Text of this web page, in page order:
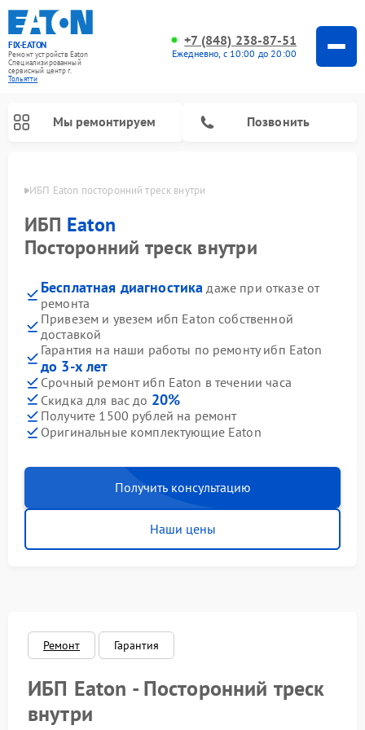
FIX-EATON
Ремонт устройств Eaton
Специализированный
cервисный центр г.
Тольятти
+7 (848) 238-87-51
Ежедневно, с 10:00 до 20:00
Мы ремонтируем Позвонить
ИБП Eaton посторонний треск внутри
ИБП Eaton
Посторонний треск внутри
Бесплатная диагностика даже при отказе от
ремонта
Привезем и увезем ибп Eaton собственной
доставкой
Гарантия на наши работы по ремонту ибп Eaton
до 3-х лет
Срочный ремонт ибп Eaton в течении часа
Скидка для вас до 20%
Получите 1500 рублей на ремонт
Оригинальные комплектующие Eaton
Получить консультацию
Наши цены
Ремонт Гарантия
ИБП Eaton - Посторонний треск
внутри